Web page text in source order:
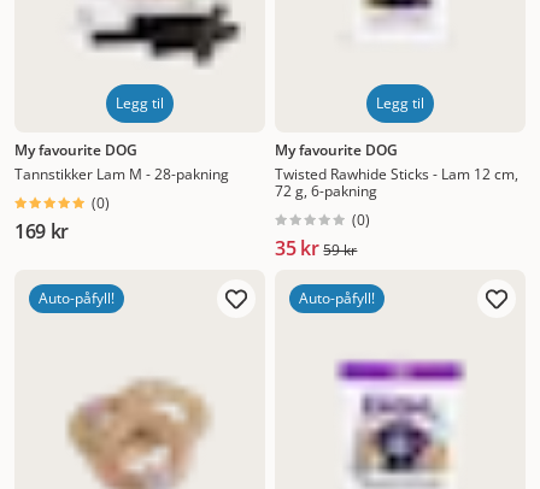
Legg til
My favourite DOG
Tannstikker Lam M - 28-pakning
(0)
169 kr
Legg til
My favourite DOG
Twisted Rawhide Sticks - Lam 12 cm,
72 g, 6-pakning
(0)
35 kr 59 kr
Auto-påfyll! Auto-påfyll!